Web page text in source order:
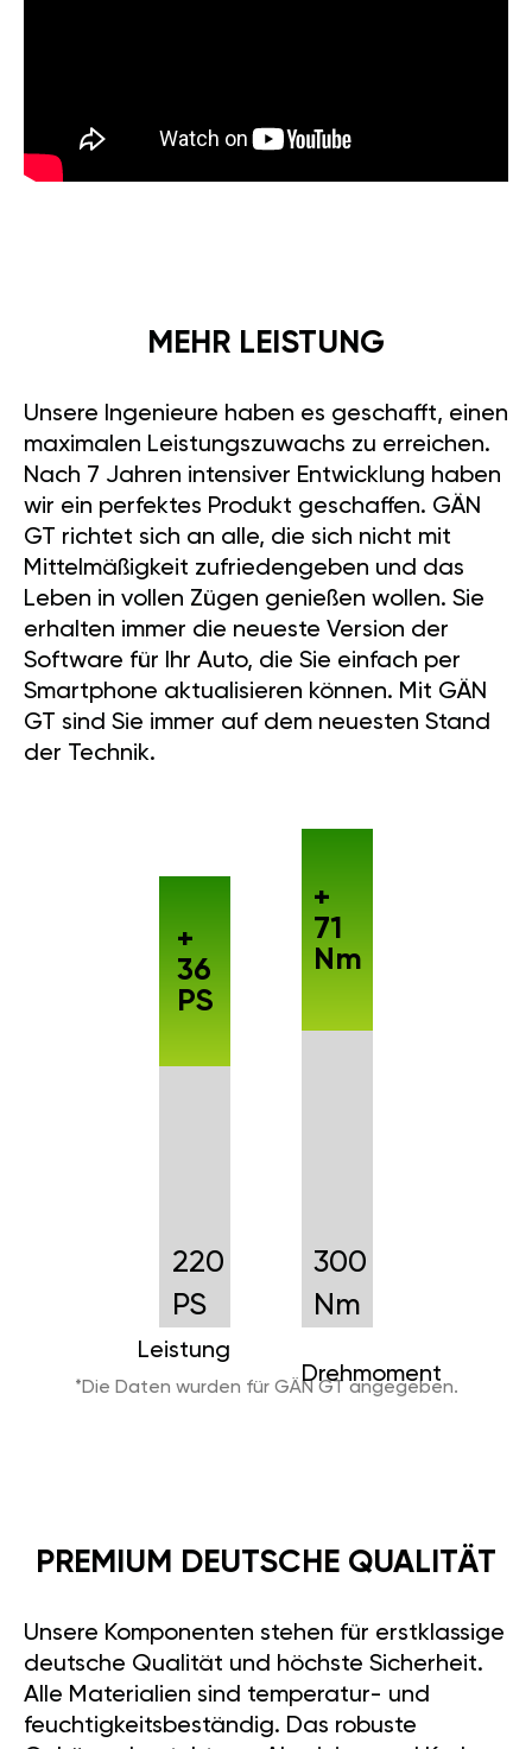
MEHR LEISTUNG
Unsere Ingenieure haben es geschafft, einen
maximalen Leistungszuwachs zu erreichen.
Nach 7 Jahren intensiver Entwicklung haben
wir ein perfektes Produkt geschaffen. GÄN
GT richtet sich an alle, die sich nicht mit
Mittelmäßigkeit zufriedengeben und das
Leben in vollen Zügen genießen wollen. Sie
erhalten immer die neueste Version der
Software für Ihr Auto, die Sie einfach per
Smartphone aktualisieren können. Mit GÄN
GT sind Sie immer auf dem neuesten Stand
der Technik.
220
PS
Leistung
+
36
PS
300
Nm
Drehmoment
+
71
Nm
*Die Daten wurden für GÄN GT angegeben.
PREMIUM DEUTSCHE QUALITÄT
Unsere Komponenten stehen für erstklassige
deutsche Qualität und höchste Sicherheit.
Alle Materialien sind temperatur- und
feuchtigkeitsbeständig. Das robuste